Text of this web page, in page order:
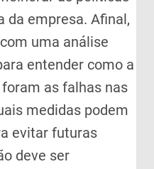
da empresa. Afinal,
uma análise
entender como a
as falhas nas
medidas podem
evitar futuras
deve ser